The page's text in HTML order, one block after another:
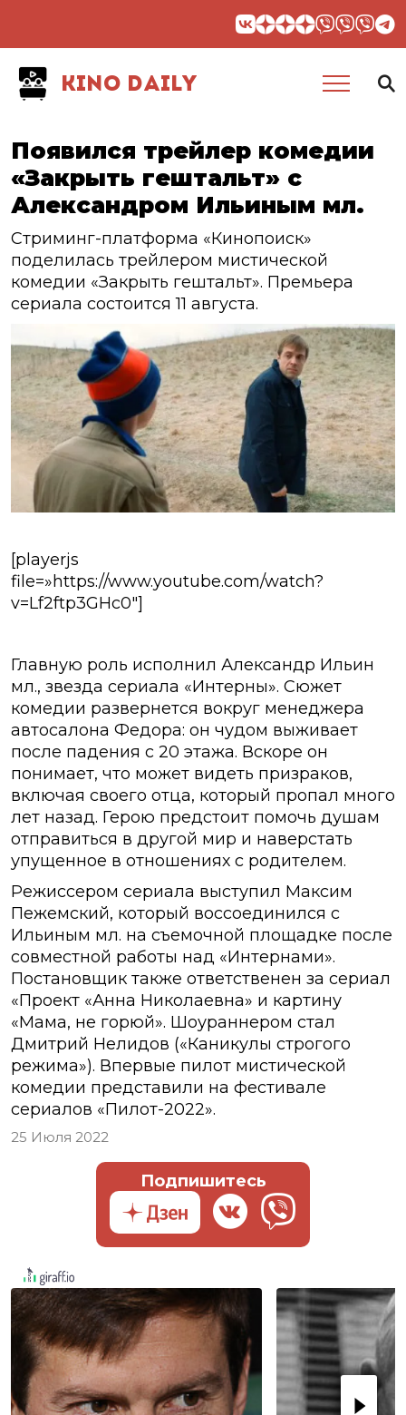
KINO DAILY
Появился трейлер комедии
«Закрыть гештальт» с
Александром Ильиным мл.
Стриминг-платформа «Кинопоиск»
поделилась трейлером мистической
комедии «Закрыть гештальт». Премьера
сериала состоится 11 августа.
[playerjs
file=»https://www.youtube.com/watch?
v=Lf2ftp3GHc0″]
Главную роль исполнил Александр Ильин
мл., звезда сериала «Интерны». Сюжет
комедии развернется вокруг менеджера
автосалона Федора: он чудом выживает
после падения с 20 этажа. Вскоре он
понимает, что может видеть призраков,
включая своего отца, который пропал много
лет назад. Герою предстоит помочь душам
отправиться в другой мир и наверстать
упущенное в отношениях с родителем.
Режиссером сериала выступил Максим
Пежемский, который воссоединился с
Ильиным мл. на съемочной площадке после
совместной работы над «Интернами».
Постановщик также ответственен за сериал
«Проект «Анна Николаевна» и картину
«Мама, не горюй». Шоураннером стал
Дмитрий Нелидов («Каникулы строгого
режима»). Впервые пилот мистической
комедии представили на фестивале
сериалов «Пилот-2022».
25 Июля 2022
Подпишитесь